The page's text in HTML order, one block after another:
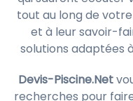
tout au long de
et à leur savoir-
solutions adaptées
Devis-Piscine.Net
recherches pour